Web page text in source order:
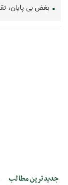
بغض بی پایان،
جدیدترین مطالب